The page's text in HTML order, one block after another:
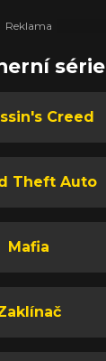
série
Creed
Theft Auto
Mafia